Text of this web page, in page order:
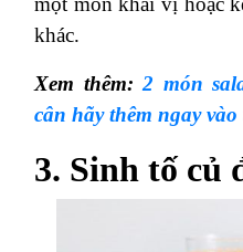
khác.
Xem thêm: 2 món
cân hãy thêm ngay
3. Sinh tố củ